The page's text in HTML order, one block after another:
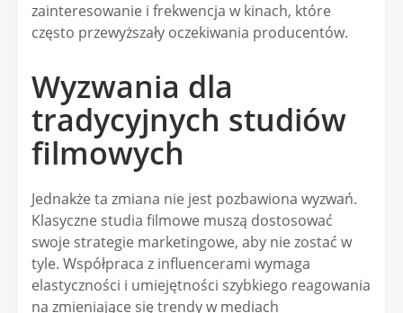
zainteresowanie i frekwencja w kinach, które
często przewyższały oczekiwania producentów.
Wyzwania dla
tradycyjnych studiów
filmowych
Jednakże ta zmiana nie jest pozbawiona wyzwań.
Klasyczne studia filmowe muszą dostosować
swoje strategie marketingowe, aby nie zostać w
tyle. Współpraca z influencerami wymaga
elastyczności i umiejętności szybkiego reagowania
na zmieniające się trendy w mediach